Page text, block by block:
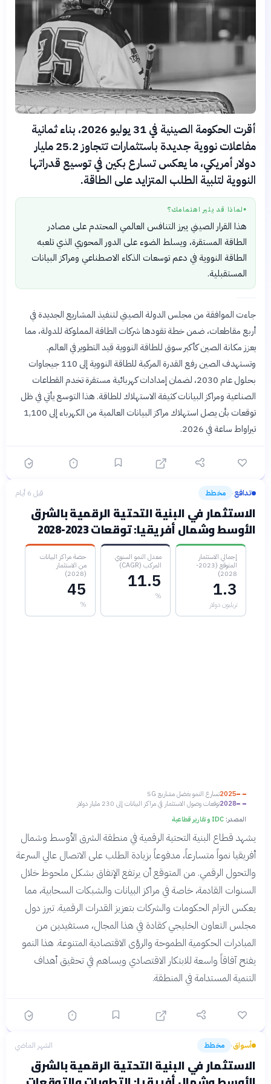
أقرت الحكومة الصينية في 31 يوليو 2026، بناء ثمانية
مفاعلات نووية جديدة باستثمارات تتجاوز 25.2 مليار
دولار أمريكي، ما يعكس تسارع بكين في توسيع قدراتها
النووية لتلبية الطلب المتزايد على الطاقة.
● لماذا قد يثير اهتمامك؟
هذا القرار الصيني يبرز التنافس العالمي المحتدم على مصادر
الطاقة المستقرة، ويسلط الضوء على الدور المحوري الذي تلعبه
الطاقة النووية في دعم توسعات الذكاء الاصطناعي ومراكز البيانات
المستقبلية.
جاءت الموافقة من مجلس الدولة الصيني لتنفيذ المشاريع الجديدة في
أربع مقاطعات، ضمن خطة تقودها شركات الطاقة المملوكة للدولة، مما
يعزز مكانة الصين كأكبر سوق للطاقة النووية قيد التطوير في العالم.
وتستهدف الصين رفع القدرة المركبة للطاقة النووية إلى 110 جيجاوات
بحلول عام 2030، لضمان إمدادات كهربائية مستقرة تخدم القطاعات
الصناعية ومراكز البيانات كثيفة الاستهلاك للطاقة. هذا التوسع يأتي في ظل
توقعات بأن يصل استهلاك مراكز البيانات العالمية من الكهرباء إلى 1,100
تيراواط ساعة في 2026.
تدافع› مخطط قبل 6 أيام
الاستثمار في البنية التحتية الرقمية بالشرق
الأوسط وشمال أفريقيا: توقعات 2023-2028
إجمالي الاستثمار
المتوقع (2023-
2028)
1.3
تريليون دولار
معدل النمو السنوي
المركب (CAGR)
11.5
%
حصة مراكز البيانات
من الاستثمار
(2028)
45
%
2025تسارع النمو بفضل مشاريع 5G
2028توقعات وصول الاستثمار في مراكز البيانات إلى 230 مليار دولار
المصدر: IDC و تقارير قطاعية
يشهد قطاع البنية التحتية الرقمية في منطقة الشرق الأوسط وشمال
أفريقيا نمواً متسارعاً، مدفوعاً بزيادة الطلب على الاتصال عالي السرعة
والتحول الرقمي. من المتوقع أن يرتفع الإنفاق بشكل ملحوظ خلال
السنوات القادمة، خاصة في مراكز البيانات والشبكات السحابية، مما
يعكس التزام الحكومات والشركات بتعزيز القدرات الرقمية. تبرز دول
مجلس التعاون الخليجي كقادة في هذا المجال، مستفيدين من
المبادرات الحكومية الطموحة والرؤى الاقتصادية المتنوعة. هذا النمو
يفتح آفاقاً واسعة للابتكار الاقتصادي ويساهم في تحقيق أهداف
التنمية المستدامة في المنطقة.
أسواق› مخطط الشهر الماضي
الاستثمار في البنية التحتية الرقمية بالشرق